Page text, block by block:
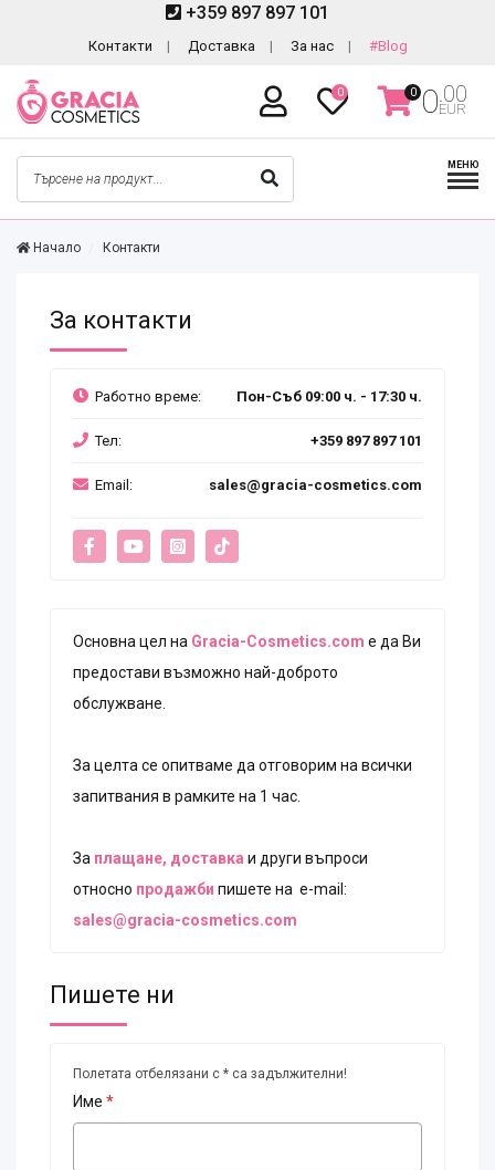
+359 897 897 101
Контакти Доставка За нас #Blog
0 0 0.00
EUR
МЕНЮ
Начало Контакти
За контакти
Работно време: Пон-Съб 09:00 ч. - 17:30 ч.
Тел: +359 897 897 101
Email: sales@gracia-cosmetics.com
Основна цел на Gracia-Cosmetics.com е да Ви
предостави възможно най-доброто
обслужване.
За целта се опитваме да отговорим на всички
запитвания в рамките на 1 час.
За плащане, доставка и други въпроси
относно продажби пишете на е-mail:
sales@gracia-cosmetics.com
Пишете ни
Полетата отбелязани с * са задължителни!
Име *